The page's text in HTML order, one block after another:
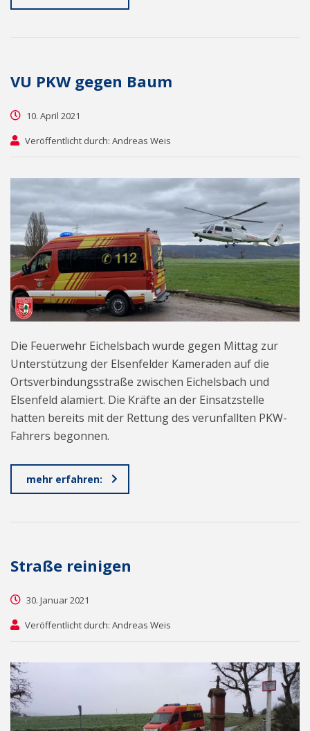
VU PKW gegen Baum
10. April 2021
Veröffentlicht durch: Andreas Weis
Die Feuerwehr Eichelsbach wurde gegen Mittag zur
Unterstützung der Elsenfelder Kameraden auf die
Ortsverbindungsstraße zwischen Eichelsbach und
Elsenfeld alamiert. Die Kräfte an der Einsatzstelle
hatten bereits mit der Rettung des verunfallten PKW-
Fahrers begonnen.
mehr erfahren:
Straße reinigen
30. Januar 2021
Veröffentlicht durch: Andreas Weis